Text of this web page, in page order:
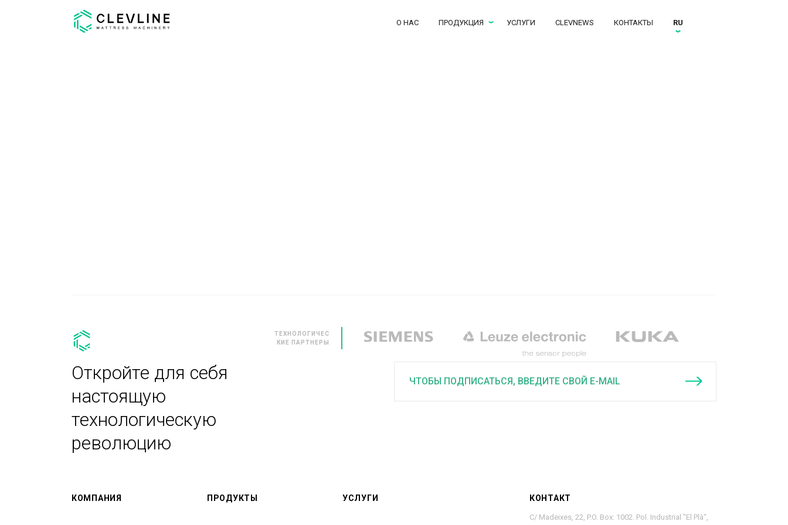
О НАС ПРОДУКЦИЯ УСЛУГИ CLEVNEWS КОНТАКТЫ RU
ТЕХНОЛОГИЧЕС
КИЕ ПАРТНЕРЫ
Откройте для себя
настоящую
технологическую
революцию
ЧТОБЫ ПОДПИСАТЬСЯ, ВВЕДИТЕ СВОЙ E-MAIL
КОМПАНИЯ ПРОДУКТЫ УСЛУГИ КОНТАКТ
C/ Madeixes, 22, P.O. Box: 1002. Pol. Industrial "El Plà",